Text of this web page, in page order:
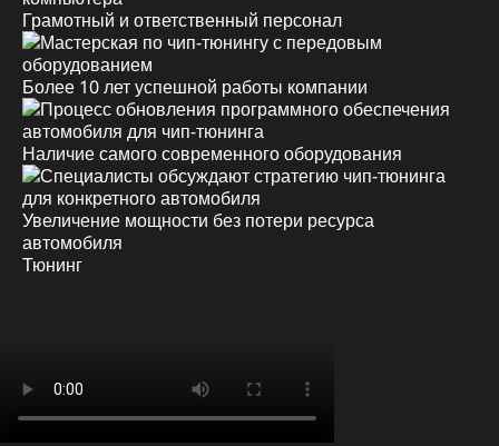
Грамотный и ответственный персонал
Более 10 лет успешной работы компании
Наличие самого современного оборудования
Увеличение мощности без потери ресурса
автомобиля
Тюнинг